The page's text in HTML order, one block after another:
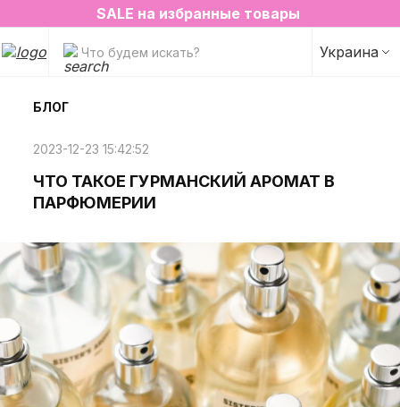
2=3 на любимые ароматы для дома✨
SALE на избранные товары
Что будем искать? Украина
БЛОГ
2023-12-23 15:42:52
ЧТО ТАКОЕ ГУРМАНСКИЙ АРОМАТ В
ПАРФЮМЕРИИ